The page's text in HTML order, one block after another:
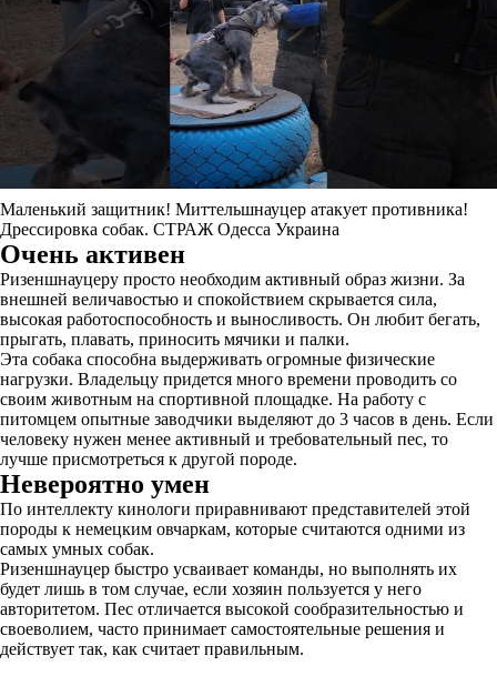
Маленький защитник! Миттельшнауцер атакует противника!
Дрессировка собак. СТРАЖ Одесса Украина
Очень активен
Ризеншнауцеру просто необходим активный образ жизни. За
внешней величавостью и спокойствием скрывается сила,
высокая работоспособность и выносливость. Он любит бегать,
прыгать, плавать, приносить мячики и палки.
Эта собака способна выдерживать огромные физические
нагрузки. Владельцу придется много времени проводить со
своим животным на спортивной площадке. На работу с
питомцем опытные заводчики выделяют до 3 часов в день. Если
человеку нужен менее активный и требовательный пес, то
лучше присмотреться к другой породе.
Невероятно умен
По интеллекту кинологи приравнивают представителей этой
породы к немецким овчаркам, которые считаются одними из
самых умных собак.
Ризеншнауцер быстро усваивает команды, но выполнять их
будет лишь в том случае, если хозяин пользуется у него
авторитетом. Пес отличается высокой сообразительностью и
своеволием, часто принимает самостоятельные решения и
действует так, как считает правильным.